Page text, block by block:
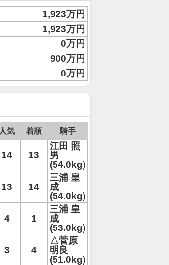
1,923万円
1,923万円
0万円
900万円
0万円
人気 着順 騎手
14 13
江田 照
男
(54.0kg)
13 14
三浦 皇
成
(54.0kg)
4 1
三浦 皇
成
(53.0kg)
3 4
△菅原
明良
(51.0kg)